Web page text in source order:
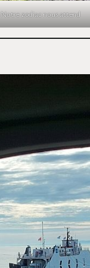
Notre zodiac nous attend